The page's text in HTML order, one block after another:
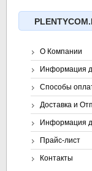
О Компании
Информация
Способы
Доставка и
Информация
Прайс-лист
Контакты